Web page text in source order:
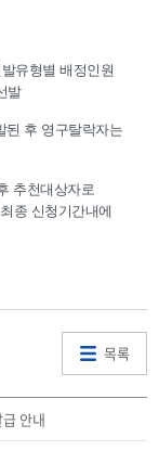
유형별 배정인원
발
된 후 영구탈락자는
추천대상자로
종 신청기간내에
목록
안내